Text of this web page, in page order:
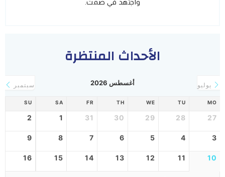
واجتهد في صمت.
الأحداث المنتظرة
يوليو أغسطس 2026 سبتمبر
MO
TU
WE
TH
FR
SA
SU
27
28
29
30
31
1
2
3
4
5
6
7
8
9
10
11
12
13
14
15
16